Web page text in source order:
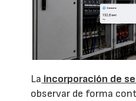
La incorporación de
observar de forma